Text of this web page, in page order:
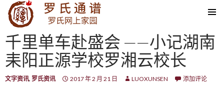
SKIP TO CONTENT
千里单车赴盛会 ——小记湖南
耒阳正源学校罗湘云校长
文字资讯, 罗氏资讯 2017 年 2 月 21 日 LUOXUNSEN 添加评论